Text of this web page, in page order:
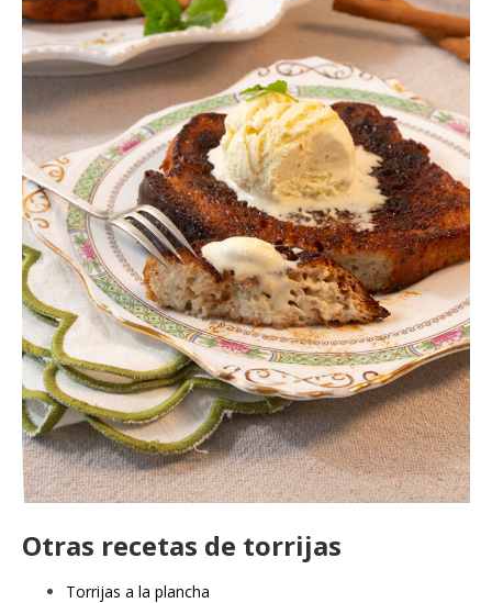
Otras recetas de torrijas
Torrijas a la plancha